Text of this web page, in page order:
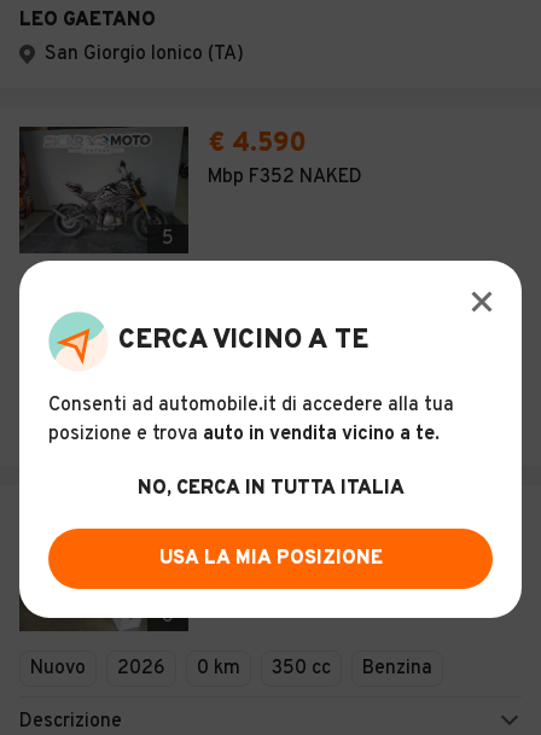
LEO GAETANO
San Giorgio Ionico (TA)
5
€ 4.590
Mbp F352 NAKED
Descrizione
Taranto (TA)
8
€ 4.790
Morbidelli T352X
Nuovo 2026 0 km 350 cc Benzina
Descrizione
CERCA VICINO A TE
Consenti ad automobile.it di accedere alla tua
posizione e trova auto in vendita vicino a te.
NO, CERCA IN TUTTA ITALIA
USA LA MIA POSIZIONE